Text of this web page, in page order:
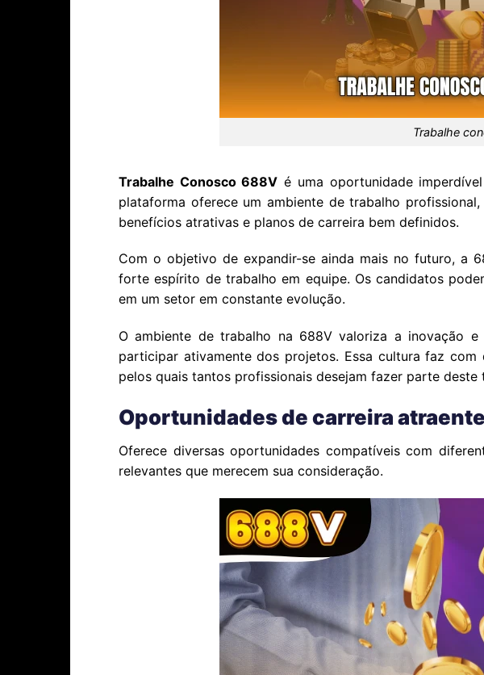
Trabalhe
Trabalhe Conosco 688V é uma oportunidade
plataforma oferece um ambiente de trabalho
benefícios atrativas e planos de carreira bem definidos.
Com o objetivo de expandir-se ainda mais no futuro, a
forte espírito de trabalho em equipe. Os candidatos
em um setor em constante evolução.
O ambiente de trabalho na 688V valoriza a inovação
participar ativamente dos projetos. Essa cultura faz
pelos quais tantos profissionais desejam fazer parte deste
Oportunidades de carreira
Oferece diversas oportunidades compatíveis com
relevantes que merecem sua consideração.